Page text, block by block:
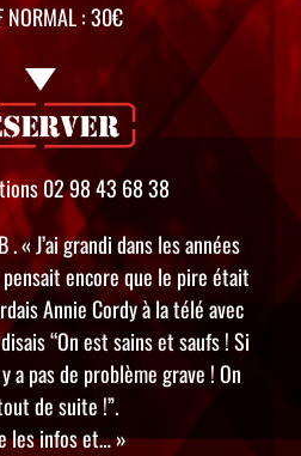
NORMAL : 30€
02 98 43 68 38
. « J’ai grandi dans les années
encore que le pire était
Annie Cordy à la télé avec
“On est sains et saufs ! Si
a pas de problème grave ! On
de suite !”.
les infos et… »